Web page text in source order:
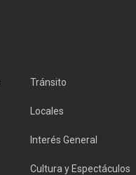
Tránsito
Locales
Interés General
Cultura y Espectáculos